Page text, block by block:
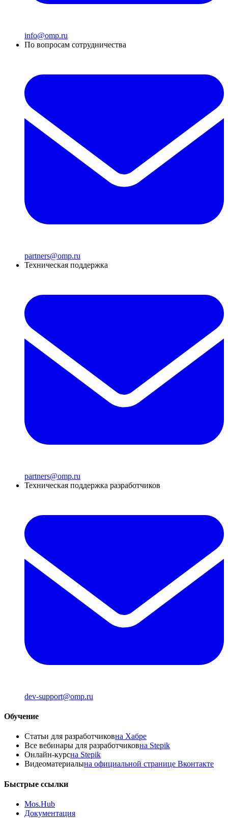
info@omp.ru
По вопросам сотрудничества
partners@omp.ru
Техническая поддержка
partners@omp.ru
Техническая поддержка разработчиков
dev-support@omp.ru
Обучение
Статьи для разработчиковна Хабре
Все вебинары для разработчиковна Stepik
Онлайн-курсна Stepik
Видеоматериалына официальной странице Вконтакте
Быстрые ссылки
Mos.Hub
Документация